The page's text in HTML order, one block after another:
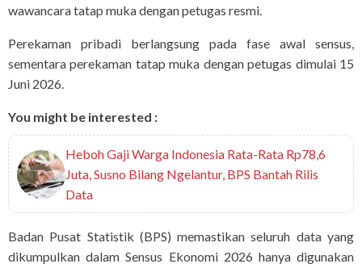
wawancara tatap muka dengan petugas resmi.
Perekaman pribadi berlangsung pada fase awal sensus,
sementara perekaman tatap muka dengan petugas dimulai 15
Juni 2026.
You might be interested :
Heboh Gaji Warga Indonesia Rata-Rata Rp78,6
Juta, Susno Bilang Ngelantur, BPS Bantah Rilis
Data
Badan Pusat Statistik (BPS) memastikan seluruh data yang
dikumpulkan dalam Sensus Ekonomi 2026 hanya digunakan